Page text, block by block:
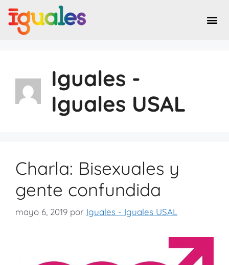
Iguales -
Iguales USAL
Charla: Bisexuales y
gente confundida
mayo 6, 2019 por Iguales - Iguales USAL